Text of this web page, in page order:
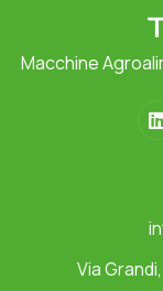
Macchine
Via